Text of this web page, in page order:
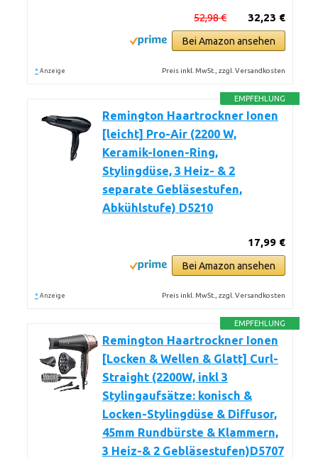
32,23 €
52,98 €
Bei Amazon ansehen
* Anzeige Preis inkl. MwSt., zzgl. Versandkosten
EMPFEHLUNG
Remington Haartrockner Ionen
[leicht] Pro-Air (2200 W,
Keramik-Ionen-Ring,
Stylingdüse, 3 Heiz- & 2
separate Gebläsestufen,
Abkühlstufe) D5210
17,99 €
Bei Amazon ansehen
* Anzeige Preis inkl. MwSt., zzgl. Versandkosten
EMPFEHLUNG
Remington Haartrockner Ionen
[Locken & Wellen & Glatt] Curl-
Straight (2200W, inkl 3
Stylingaufsätze: konisch &
Locken-Stylingdüse & Diffusor,
45mm Rundbürste & Klammern,
3 Heiz-& 2 Gebläsestufen)D5707